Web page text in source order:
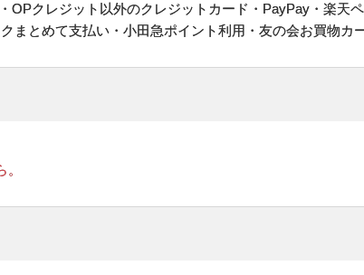
OPクレジット以外のクレジットカード・PayPay・楽天
まとめて支払い・小田急ポイント利用・友の会お買物カ